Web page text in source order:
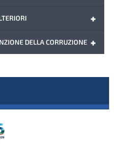
+
+
DELLA CORRUZIONE